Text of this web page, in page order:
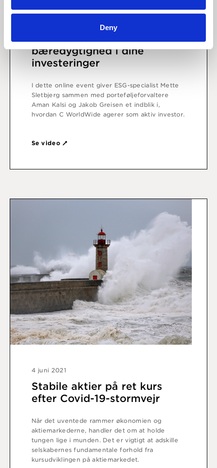
Deny
Sådan integrerer vi
bæredygtighed i dine
investeringer
I dette online event giver ESG-specialist Mette
Sletbjerg sammen med porteføljeforvaltere
Aman Kalsi og Jakob Greisen et indblik i,
hvordan C WorldWide agerer som aktiv investor.
Se video
4 juni 2021
Stabile aktier på ret kurs
efter Covid-19-stormvejr
Når det uventede rammer økonomien og
aktiemarkederne, handler det om at holde
tungen lige i munden. Det er vigtigt at adskille
selskabernes fundamentale forhold fra
kursudviklingen på aktiemarkedet.